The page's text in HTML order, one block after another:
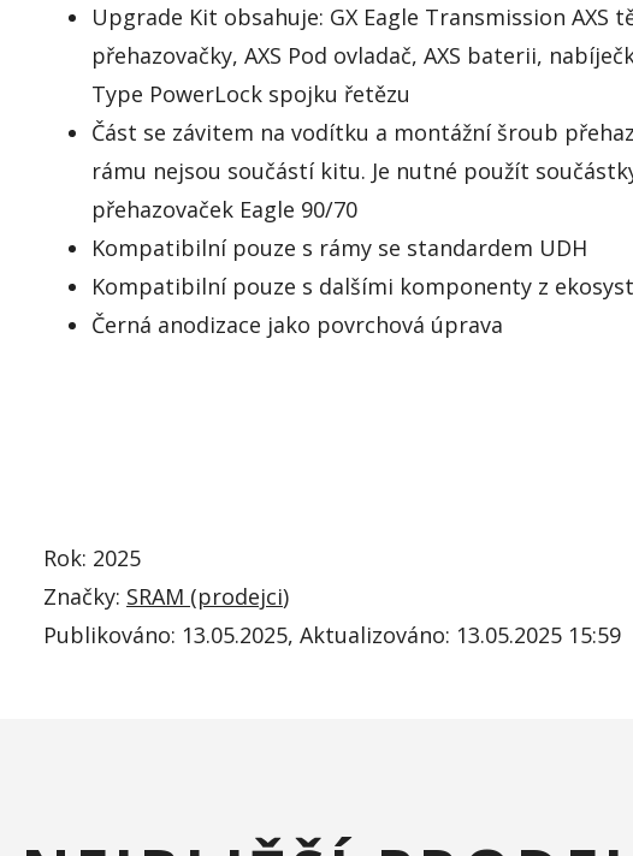
Upgrade Kit obsahuje: GX Eagle Transmission AXS
přehazovačky, AXS Pod ovladač, AXS baterii,
Type PowerLock spojku řetězu
Část se závitem na vodítku a montážní šroub
rámu nejsou součástí kitu. Je nutné použít
přehazovaček Eagle 90/70
Kompatibilní pouze s rámy se standardem UDH
Kompatibilní pouze s dalšími komponenty z
Černá anodizace jako povrchová úprava
Rok: 2025
Značky: SRAM (prodejci)
Publikováno: 13.05.2025, Aktualizováno: 13.05.2025 15:59